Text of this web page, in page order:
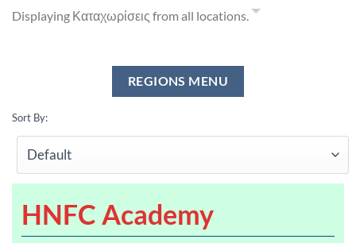
Displaying Καταχωρίσεις from all locations.
Sort By:
HNFC Academy